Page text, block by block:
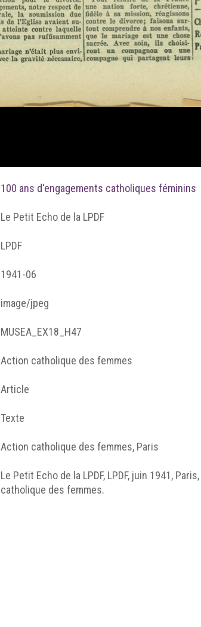
100 ans d'engagements catholiques féminins
Le Petit Echo de la LPDF
LPDF
1941-06
image/jpeg
MUSEA_EX18_H47
Action catholique des femmes
Article
Texte
Action catholique des femmes, Paris
Le Petit Echo de la LPDF, LPDF, juin 1941,
catholique des femmes.